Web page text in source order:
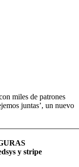
miles de patrones
juntas’, un nuevo
y stripe